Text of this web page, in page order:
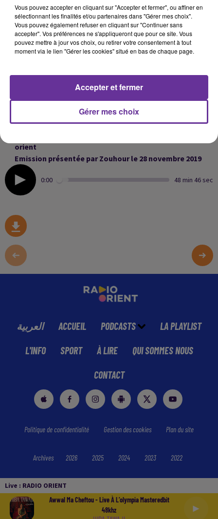
Live : RADIO ORIENT
Awwal Ma Cheftou - Live À L’olympia Masteredbit
48khz
Ghiba.. Amel Wahby a su s'imposer parmi les grandes
stars égyptiennes et libanaises, elle a acquit une grande
popularité au Moyen Orient avant même d'entamer une
carrière en Algérie. Son album "chocolata" est sorti en
2004 dans le monde arabe et en Algérie. On y retrouve
le style prédominent est toujours l'oriental. Sa voix
douce et mélodieuse s'adapte à tous les styles. Parmi ses
nombreux albums on compte : « Rabiaâ Sana » (1997), «
Baâd Ghiba » (1998), « Mich Baghamer » (2000), «
Chocolata » (2003).
orient
Emission présentée par Zouhour le 28 novembre 2019
0:00 48 min 46 sec
العربية ACCUEIL PODCASTS LA PLAYLIST
L'INFO SPORT À LIRE QUI SOMMES NOUS
CONTACT
Politique de confidentialité Gestion des cookies Plan du site
Archives 2026 2025 2024 2023 2022
Vous pouvez accepter en cliquant sur "Accepter et fermer", ou affiner en
sélectionnant les finalités et/ou partenaires dans "Gérer mes choix".
Vous pouvez également refuser en cliquant sur "Continuer sans
accepter". Vos préférences ne s'appliqueront que pour ce site. Vous
pouvez mettre à jour vos choix, ou retirer votre consentement à tout
moment via le lien "Gérer les cookies" situé en bas de chaque page.
Gérer mes choix
Accepter et fermer